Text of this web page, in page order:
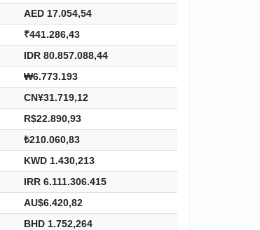
AED 17.054,54
₹441.286,43
IDR 80.857.088,44
₩6.773.193
CN¥31.719,12
R$22.890,93
₺210.060,83
KWD 1.430,213
IRR 6.111.306.415
AU$6.420,82
BHD 1.752,264